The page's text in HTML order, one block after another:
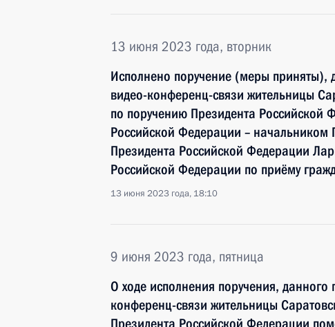
13 июня 2023 года, вторник
Исполнено поручение (меры приняты),
видео-конференц-связи жительницы
по поручению Президента
Российской Федерации – начальником
Президента Российской Федерации
Российской Федерации по приёму
13 июня 2023 года, 18:10
9 июня 2023 года, пятница
О ходе исполнения поручения,
конференц-связи жительницы
Президента Российской Федерации